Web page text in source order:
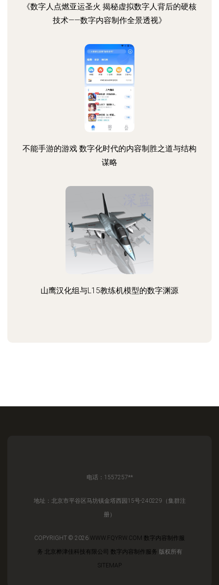
《数字人点燃亚运圣火 揭秘虚拟数字人背后的硬核
技术——数字内容制作全景透视》
不能手游的游戏 数字化时代的内容制胜之道与结构
谋略
山鹰汉化组与L15教练机模型的数字渊源
电话：1557257**
地址：北京市平谷区马坊镇金塔西园15号-240229（集群注
册）
COPYRIGHT © 2026 WWW.FQYRW.COM 数字内容制作服
务 北京桦津佳科技有限公司 数字内容制作服务 版权所有
SITEMAP